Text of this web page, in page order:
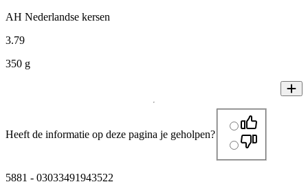
AH Nederlandse kersen
3.79
350 g
Heeft de informatie op deze pagina je geholpen?
5881 - 03033491943522